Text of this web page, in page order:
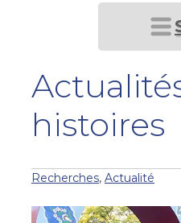
histoires
Recherches, Actualité